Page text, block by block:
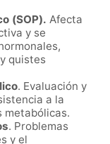
(SOP). Afecta
y se
quistes
. Evaluación y
a la
metabólicas.
. Problemas
y el